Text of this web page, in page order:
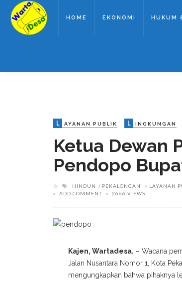
HOME EKONOMI HUKUM
L AYANAN PUBLIK L INGKUNGAN
Ketua Dewan
Pendopo
HINDUN PEKALONGAN LAYANAN
ADD COMMENT
2666 VIEWS
Kajen, Wartadesa. – Wacana
Jalan Nusantara Nomor 1, Kota
mengungkapkan bahwa pihaknya